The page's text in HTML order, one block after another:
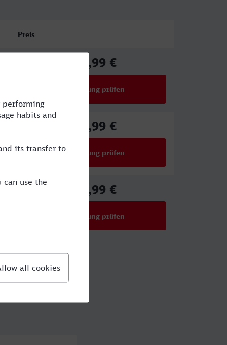
Preis
88,99 €
Verbindung prüfen
88,99 €
Verbindung prüfen
59,99 €
Verbindung prüfen